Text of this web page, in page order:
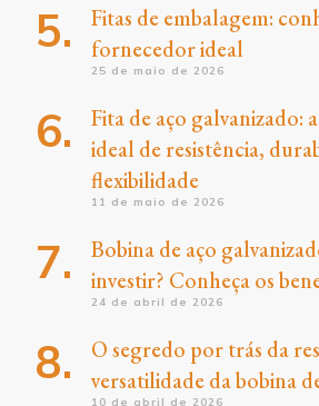
Fitas de embalagem:
fornecedor ideal
25 de maio de 2026
Fita de aço galvanizado:
ideal de resistência,
flexibilidade
11 de maio de 2026
Bobina de aço
investir? Conheça os
24 de abril de 2026
O segredo por trás da
versatilidade da bobina
10 de abril de 2026